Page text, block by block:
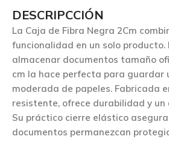
DESCRIPCCIÓN
La Caja de Fibra Negra 2Cm
funcionalidad en un solo producto.
almacenar documentos tamaño
cm la hace perfecta para guardar
moderada de papeles. Fabricada
resistente, ofrece durabilidad y un
Su práctico cierre elástico
documentos permanezcan